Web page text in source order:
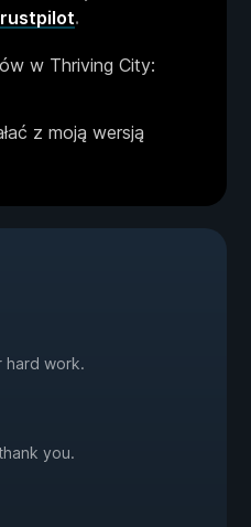
.
w Thriving City:
z moją wersją
hard work.
you.